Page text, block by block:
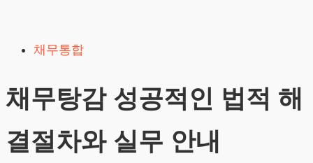
content
채무통합
채무탕감 성공적인 법적 해
결절차와 실무 안내